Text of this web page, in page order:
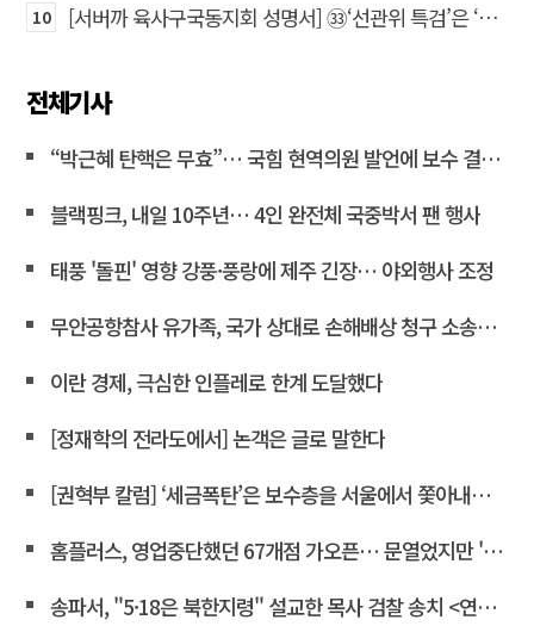
10 [서버까 육사구국동지회 성명서] ㉝‘선관위 특검’은 ‘부정선거 특검’으로 명명하고 박주현 변호사를 ‘특검’으로 임명하라!
전체기사
“박근혜 탄핵은 무효”… 국힘 현역의원 발언에 보수 결집 목소리 고조
블랙핑크, 내일 10주년… 4인 완전체 국중박서 팬 행사
태풍 '돌핀' 영향 강풍·풍랑에 제주 긴장… 야외행사 조정
무안공항참사 유가족, 국가 상대로 손해배상 청구 소송한다
이란 경제, 극심한 인플레로 한계 도달했다
[정재학의 전라도에서] 논객은 글로 말한다
[권혁부 칼럼] ‘세금폭탄’은 보수층을 서울에서 쫓아내려는 계획
홈플러스, 영업중단했던 67개점 가오픈… 문열었지만 '텅빈 매대'
송파서, "5·18은 북한지령" 설교한 목사 검찰 송치 <연합뉴스>